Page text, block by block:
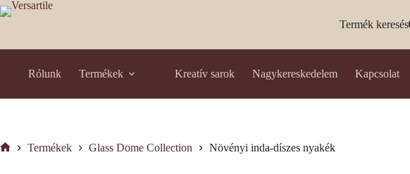
Skip
to
Termék keresés
Rólunk Termékek Kreatív sarok Nagykereskedelem Kapcsolat
Termékek Glass Dome Collection Növényi inda-díszes nyakék